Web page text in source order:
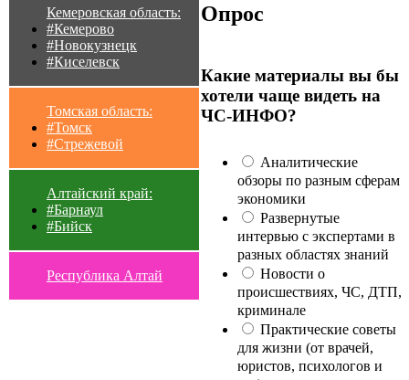
Кемеровская область:
#Кемерово
#Новокузнецк
#Киселевск
Томская область:
#Томск
#Стрежевой
Алтайский край:
#Барнаул
#Бийск
Республика Алтай
Опрос
Какие материалы вы бы
хотели чаще видеть на
ЧС-ИНФО?
Аналитические
обзоры по разным сферам
экономики
Развернутые
интервью с экспертами в
разных областях знаний
Новости о
происшествиях, ЧС, ДТП,
криминале
Практические советы
для жизни (от врачей,
юристов, психологов и